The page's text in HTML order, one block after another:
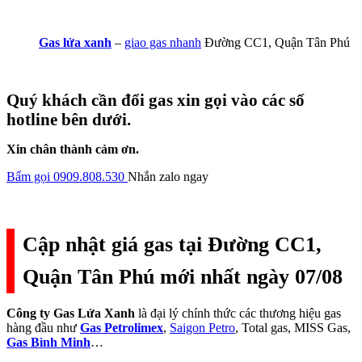
Gas lửa xanh – giao gas nhanh Đường CC1, Quận Tân Phú
Quý khách cần đổi gas xin gọi vào các số
hotline bên dưới.
Xin chân thành cảm ơn.
Bấm gọi 0909.808.530 Nhắn zalo ngay
Cập nhật giá gas tại Đường CC1,
Quận Tân Phú mới nhất ngày 07/08
Công ty Gas Lửa Xanh là đại lý chính thức các thương hiệu gas
hàng đầu như Gas Petrolimex, Saigon Petro, Total gas, MISS Gas,
Gas Bình Minh…